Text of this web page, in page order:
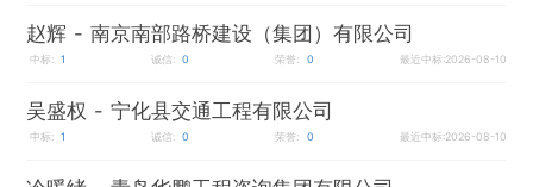
赵辉 - 南京南部路桥建设（集团）有限公司
中标: 1 诚信: 0 荣誉: 0 最近中标:2026-08-10
吴盛权 - 宁化县交通工程有限公司
中标: 1 诚信: 0 荣誉: 0 最近中标:2026-08-10